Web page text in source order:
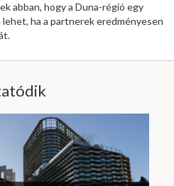
abban, hogy a Duna-régió egy
ha a partnerek eredményesen